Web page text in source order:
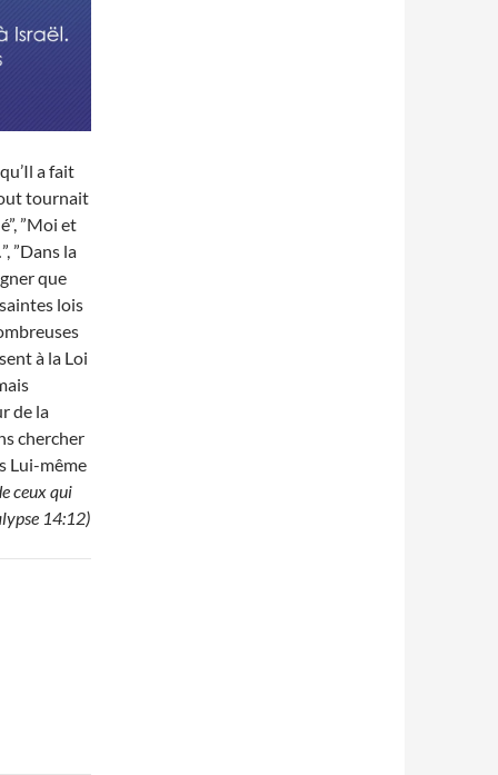
a fait
tournait
”Moi et
”Dans la
que
lois
à la Loi
de la
chercher
Lui-même
ceux qui
14:12)